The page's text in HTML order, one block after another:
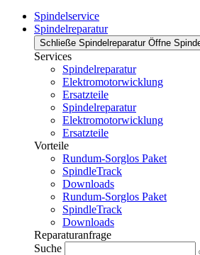
Spindelservice
Spindelreparatur
Schließe Spindelreparatur Öffne
Services
Spindelreparatur
Elektromotorwicklung
Ersatzteile
Spindelreparatur
Elektromotorwicklung
Ersatzteile
Vorteile
Rundum-Sorglos Paket
SpindleTrack
Downloads
Rundum-Sorglos Paket
SpindleTrack
Downloads
Reparaturanfrage
Suche